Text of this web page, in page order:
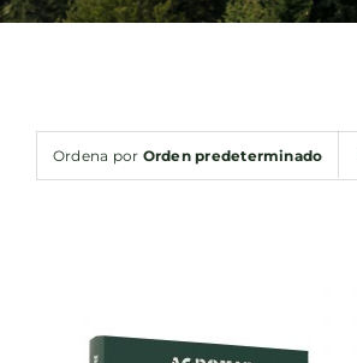
Ordena por Orden predeterminado